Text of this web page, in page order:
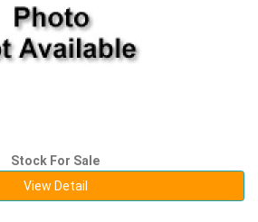
Stock For Sale
View Detail